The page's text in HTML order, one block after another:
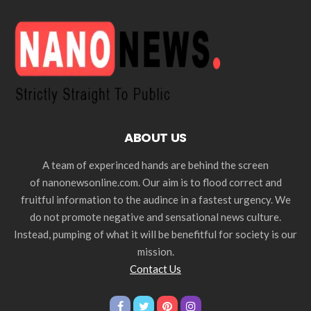
ABOUT US
A team of experinced hands are behind the screen
of nanonewsonline.com. Our aim is to flood correct and
fruitful information to the audince in a fastest urgency. We
do not promote negative and sensational news culture.
Instead, pumping of what it will be benefitful for society is our
mission.
Contact Us